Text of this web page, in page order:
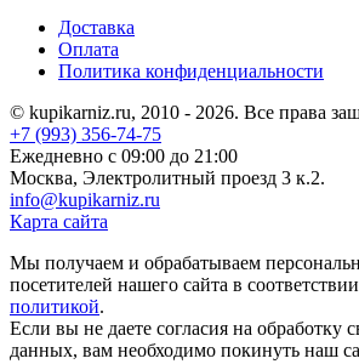
Доставка
Оплата
Политика конфиденциальности
© kupikarniz.ru, 2010 - 2026. Все права
+7 (993) 356-74-75
Eжедневно с 09:00 до 21:00
Москва, Электролитный проезд 3 к.2.
info@kupikarniz.ru
Карта сайта
Мы получаем и обрабатываем
посетителей нашего сайта в
политикой.
Если вы не даете согласия на обработку
данных, вам необходимо покинуть наш